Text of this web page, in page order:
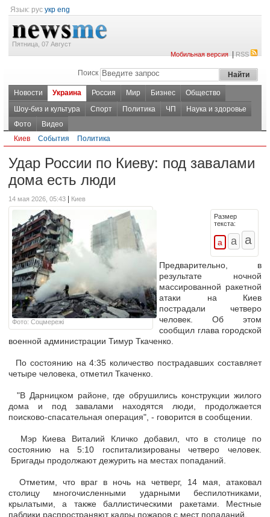
Язык: рус укр eng
Пятница, 07 Август
Мобильная версия|RSS
Поиск
Новости Украина Россия Мир Бизнес
Общество
Шоу-биз и культура
Спорт Политика ЧП
Наука и здоровье
Фото
Видео
Киев
События Политика
Удар России по Киеву: под завалами
дома есть люди
14 мая 2026, 05:43 Киев
Фото: Соцмережі
Размер
текста:
Предварительно, в
результате ночной
массированной ракетной
атаки на Киев
пострадали четверо
человек. Об этом
сообщил глава городской
военной администрации Тимур Ткаченко.
По состоянию на 4:35 количество пострадавших составляет
четыре человека, отметил Ткаченко.
"В Дарницком районе, где обрушились конструкции жилого
дома и под завалами находятся люди, продолжается
поисково-спасательная операция", - говорится в сообщении.
Мэр Киева Виталий Кличко добавил, что в столице по
состоянию на 5:10 госпитализированы четверо человек.
Бригады продолжают дежурить на местах попаданий.
Отметим, что враг в ночь на четверг, 14 мая, атаковал
столицу многочисленными ударными беспилотниками,
крылатыми, а также баллистическими ракетами. Местные
паблики распространяют кадры пожаров с мест попаданий.